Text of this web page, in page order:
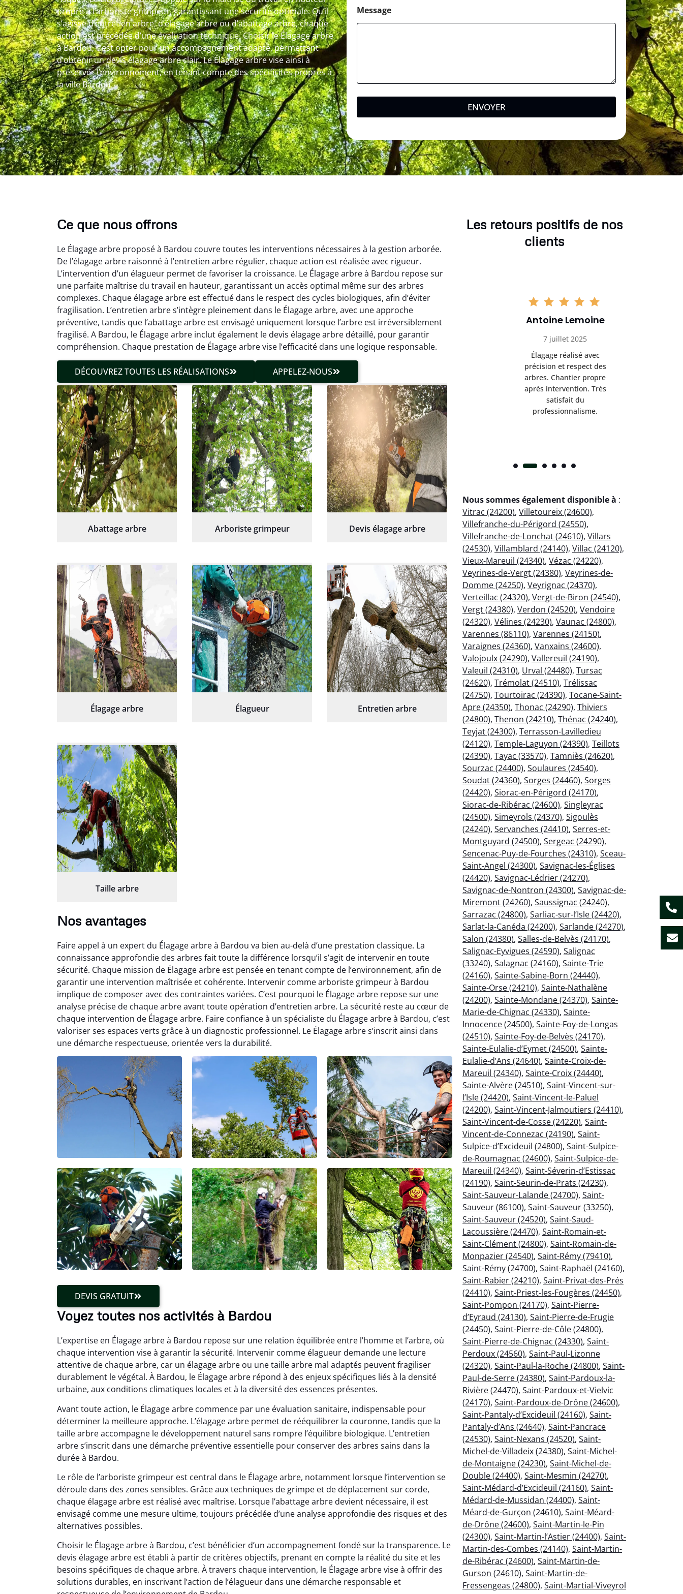
propre à l’arboriste grimpeur, garantissant une sécurité optimale. Qu’il
s’agisse d’entretien arbre, d’élagage arbre ou d’abattage arbre, chaque
action est précédée d’une évaluation technique. Choisir le Élagage arbre
à Bardou, c’est opter pour un accompagnement adapté, permettant
d’obtenir un devis élagage arbre clair. Le Élagage arbre vise ainsi à
préserver l’environnement, en tenant compte des spécificités propres à
la ville Bardou.
Message
ENVOYER
Ce que nous offrons
Le Élagage arbre proposé à Bardou couvre toutes les interventions nécessaires à la gestion arborée.
De l’élagage arbre raisonné à l’entretien arbre régulier, chaque action est réalisée avec rigueur.
L’intervention d’un élagueur permet de favoriser la croissance. Le Élagage arbre à Bardou repose sur
une parfaite maîtrise du travail en hauteur, garantissant un accès optimal même sur des arbres
complexes. Chaque élagage arbre est effectué dans le respect des cycles biologiques, afin d’éviter
fragilisation. L’entretien arbre s’intègre pleinement dans le Élagage arbre, avec une approche
préventive, tandis que l’abattage arbre est envisagé uniquement lorsque l’arbre est irréversible­ment
fragilisé. A Bardou, le Élagage arbre inclut également le devis élagage arbre détaillé, pour garantir
compréhension. Chaque prestation de Élagage arbre vise l’efficacité dans une logique responsable.
DÉCOUVREZ TOUTES LES RÉALISATIONS APPELEZ-NOUS
Abattage arbre Arboriste grimpeur Devis élagage arbre
Élagage arbre Élagueur Entretien arbre
Taille arbre
Nos avantages
Faire appel à un expert du Élagage arbre à Bardou va bien au-delà d’une prestation classique. La
connaissance approfondie des arbres fait toute la différence lorsqu’il s’agit de intervenir en toute
sécurité. Chaque mission de Élagage arbre est pensée en tenant compte de l’environnement, afin de
garantir une intervention maîtrisée et cohérente. Intervenir comme arboriste grimpeur à Bardou
implique de composer avec des contraintes variées. C’est pourquoi le Élagage arbre repose sur une
analyse précise de chaque arbre avant toute opération d’entretien arbre. La sécurité reste au cœur de
chaque intervention de Élagage arbre. Faire confiance à un spécialiste du Élagage arbre à Bardou, c’est
valoriser ses espaces verts grâce à un diagnostic professionnel. Le Élagage arbre s’inscrit ainsi dans
une démarche respectueuse, orientée vers la durabilité.
DEVIS GRATUIT
Voyez toutes nos activités à Bardou
L’expertise en Élagage arbre à Bardou repose sur une relation équilibrée entre l’homme et l’arbre, où
chaque intervention vise à garantir la sécurité. Intervenir comme élagueur demande une lecture
attentive de chaque arbre, car un élagage arbre ou une taille arbre mal adaptés peuvent fragiliser
durablement le végétal. À Bardou, le Élagage arbre répond à des enjeux spécifiques liés à la densité
urbaine, aux conditions climatiques locales et à la diversité des essences présentes.
Avant toute action, le Élagage arbre commence par une évaluation sanitaire, indispensable pour
déterminer la meilleure approche. L’élagage arbre permet de rééquilibrer la couronne, tandis que la
taille arbre accompagne le développement naturel sans rompre l’équilibre biologique. L’entretien
arbre s’inscrit dans une démarche préventive essentielle pour conserver des arbres sains dans la
durée à Bardou.
Le rôle de l’arboriste grimpeur est central dans le Élagage arbre, notamment lorsque l’intervention se
déroule dans des zones sensibles. Grâce aux techniques de grimpe et de déplacement sur corde,
chaque élagage arbre est réalisé avec maîtrise. Lorsque l’abattage arbre devient nécessaire, il est
envisagé comme une mesure ultime, toujours précédée d’une analyse approfondie des risques et des
alternatives possibles.
Choisir le Élagage arbre à Bardou, c’est bénéficier d’un accompagnement fondé sur la transparence. Le
devis élagage arbre est établi à partir de critères objectifs, prenant en compte la réalité du site et les
besoins spécifiques de chaque arbre. À travers chaque intervention, le Élagage arbre vise à offrir des
solutions durables, en inscrivant l’action de l’élagueur dans une démarche responsable et
Les retours positifs de nos
clients
Mathieu Roussel
19 décembre 2025
précise malgré des
conditions compliquées. Le
résultat est exactement
conforme à mes attentes.
Julien Caradec
18 juin 2025
propre et parfaitement
maîtrisée. Résultat
impeccable.
Antoine Lemoine
7 juillet 2025
Élagage réalisé avec
précision et respect des
arbres. Chantier propre
après intervention. Très
satisfait du
professionnalisme.
Nous sommes également disponible à :
Vitrac (24200), Villetoureix (24600),
Villefranche-du-Périgord (24550),
Villefranche-de-Lonchat (24610), Villars
(24530), Villamblard (24140), Villac (24120),
Vieux-Mareuil (24340), Vézac (24220),
Veyrines-de-Vergt (24380), Veyrines-de-
Domme (24250), Veyrignac (24370),
Verteillac (24320), Vergt-de-Biron (24540),
Vergt (24380), Verdon (24520), Vendoire
(24320), Vélines (24230), Vaunac (24800),
Varennes (86110), Varennes (24150),
Varaignes (24360), Vanxains (24600),
Valojoulx (24290), Vallereuil (24190),
Valeuil (24310), Urval (24480), Tursac
(24620), Trémolat (24510), Trélissac
(24750), Tourtoirac (24390), Tocane-Saint-
Apre (24350), Thonac (24290), Thiviers
(24800), Thenon (24210), Thénac (24240),
Teyjat (24300), Terrasson-Lavilledieu
(24120), Temple-Laguyon (24390), Teillots
(24390), Tayac (33570), Tamniès (24620),
Sourzac (24400), Soulaures (24540),
Soudat (24360), Sorges (24460), Sorges
(24420), Siorac-en-Périgord (24170),
Siorac-de-Ribérac (24600), Singleyrac
(24500), Simeyrols (24370), Sigoulès
(24240), Servanches (24410), Serres-et-
Montguyard (24500), Sergeac (24290),
Sencenac-Puy-de-Fourches (24310), Sceau-
Saint-Angel (24300), Savignac-les-Églises
(24420), Savignac-Lédrier (24270),
Savignac-de-Nontron (24300), Savignac-de-
Miremont (24260), Saussignac (24240),
Sarrazac (24800), Sarliac-sur-l’Isle (24420),
Sarlat-la-Canéda (24200), Sarlande (24270),
Salon (24380), Salles-de-Belvès (24170),
Salignac-Eyvigues (24590), Salignac
(33240), Salagnac (24160), Sainte-Trie
(24160), Sainte-Sabine-Born (24440),
Sainte-Orse (24210), Sainte-Nathalène
(24200), Sainte-Mondane (24370), Sainte-
Marie-de-Chignac (24330), Sainte-
Innocence (24500), Sainte-Foy-de-Longas
(24510), Sainte-Foy-de-Belvès (24170),
Sainte-Eulalie-d’Eymet (24500), Sainte-
Eulalie-d’Ans (24640), Sainte-Croix-de-
Mareuil (24340), Sainte-Croix (24440),
Sainte-Alvère (24510), Saint-Vincent-sur-
l’Isle (24420), Saint-Vincent-le-Paluel
(24200), Saint-Vincent-Jalmoutiers (24410),
Saint-Vincent-de-Cosse (24220), Saint-
Vincent-de-Connezac (24190), Saint-
Sulpice-d’Excideuil (24800), Saint-Sulpice-
de-Roumagnac (24600), Saint-Sulpice-de-
Mareuil (24340), Saint-Séverin-d’Estissac
(24190), Saint-Seurin-de-Prats (24230),
Saint-Sauveur-Lalande (24700), Saint-
Sauveur (86100), Saint-Sauveur (33250),
Saint-Sauveur (24520), Saint-Saud-
Lacoussière (24470), Saint-Romain-et-
Saint-Clément (24800), Saint-Romain-de-
Monpazier (24540), Saint-Rémy (79410),
Saint-Rémy (24700), Saint-Raphaël (24160),
Saint-Rabier (24210), Saint-Privat-des-Prés
(24410), Saint-Priest-les-Fougères (24450),
Saint-Pompon (24170), Saint-Pierre-
d’Eyraud (24130), Saint-Pierre-de-Frugie
(24450), Saint-Pierre-de-Côle (24800),
Saint-Pierre-de-Chignac (24330), Saint-
Perdoux (24560), Saint-Paul-Lizonne
(24320), Saint-Paul-la-Roche (24800), Saint-
Paul-de-Serre (24380), Saint-Pardoux-la-
Rivière (24470), Saint-Pardoux-et-Vielvic
(24170), Saint-Pardoux-de-Drône (24600),
Saint-Pantaly-d’Excideuil (24160), Saint-
Pantaly-d’Ans (24640), Saint-Pancrace
(24530), Saint-Nexans (24520), Saint-
Michel-de-Villadeix (24380), Saint-Michel-
de-Montaigne (24230), Saint-Michel-de-
Double (24400), Saint-Mesmin (24270),
Saint-Médard-d’Excideuil (24160), Saint-
Médard-de-Mussidan (24400), Saint-
Méard-de-Gurçon (24610), Saint-Méard-
de-Drône (24600), Saint-Martin-le-Pin
(24300), Saint-Martin-l’Astier (24400), Saint-
Martin-des-Combes (24140), Saint-Martin-
de-Ribérac (24600), Saint-Martin-de-
Gurson (24610), Saint-Martin-de-
Fressengeas (24800), Saint-Martial-Viveyrol